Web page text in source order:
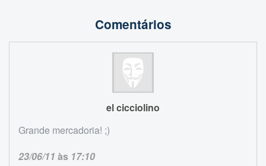
Comentários
el cicciolino
Grande mercadoria! ;)
23/06/11 às 17:10